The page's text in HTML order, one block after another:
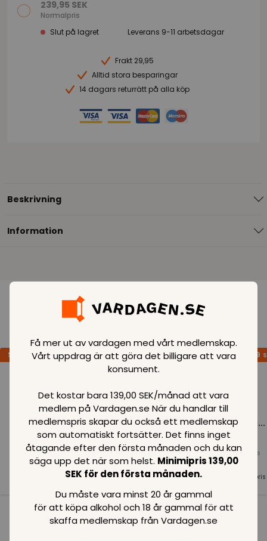
Få mer ut av vardagen med vårt medlemskap.
Vårt uppdrag är att göra det billigare att vara
konsument.
Det kostar bara 139,00 SEK/månad att vara
medlem på Vardagen.se När du handlar till
medlemspris skapar du också ett medlemskap
som automatiskt fortsätter. Det finns inget
åtagande efter den första månaden och du kan
säga upp det när som helst. Minimipris 139,00
SEK för den första månaden.
Du måste vara minst 20 år gammal
för att köpa alkohol och 18 år gammal för att
skaffa medlemskap från Vardagen.se
239,95 SEK
Normalpris
Slut på lagret
Leverans 9-11 arbetsdagar
Frakt 29,95
Alltid stora besparingar
14 dagars returrätt på alla köp
Beskrivning
Information
SPARA 99 SEK
Loading...
Normalpris
SEK
SPARA 99 SEK
Loading...
Normalpris
99 SEK
Medlemspris
SPARA 99
Loading...
Normalpris
99SEK
Medlemspris
Se alla i kategorin